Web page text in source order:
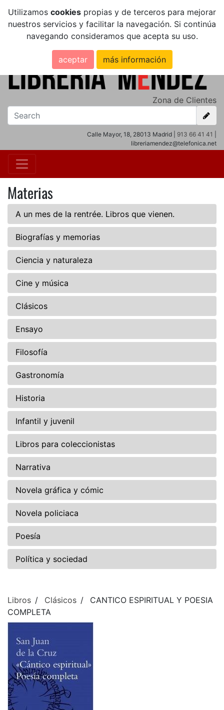
Utilizamos cookies propias y de terceros para mejorar
nuestros servicios y facilitar la navegación. Si continúa
navegando consideramos que acepta su uso.
aceptar más información
Zona de Clientes
Calle Mayor, 18, 28013 Madrid | 913 66 41 41
libreriamendez@telefonica.net
Materias
A un mes de la rentrée. Libros que vienen.
Biografías y memorias
Ciencia y naturaleza
Cine y música
Clásicos
Ensayo
Filosofía
Gastronomía
Historia
Infantil y juvenil
Libros para coleccionistas
Narrativa
Novela gráfica y cómic
Novela policiaca
Poesía
Política y sociedad
Libros Clásicos
CANTICO ESPIRITUAL Y POESIA
COMPLETA